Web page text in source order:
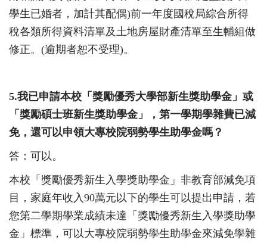
學生已婚者，加計其配偶)前一年度國稅局綜合所得
稅各類所得資料清單及土地房屋財產清單至生輔組做
修正。 (逾期者恕不受理)。
5.我已申請本校「獎勵優秀大學部新生獎助學金」或
「獎勵碩士班新生獎助學金」，第一學期學雜費已減
免，還可以申領大專校院弱勢學生助學金嗎？
答：可以。
本校「獎勵優秀新生入學獎助學金」非教育部減免項
目，家庭年收入90萬元以下的學生可以提出申請，若
您第二學期學業成績未達「獎勵優秀新生入學獎助學
金」標準，可以大專校院弱勢學生助學金來減免學雜